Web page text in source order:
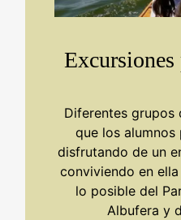
Excursiones
Diferentes grupos
que los alumnos
disfrutando de un
conviviendo en
lo posible del
Albufera y